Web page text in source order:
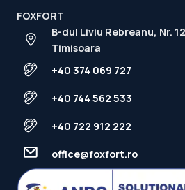
FOXFORT
B-dul Liviu Rebreanu, Nr.
Timisoara
+40 374 069 727
+40 744 562 533
+40 722 912 222
office@foxfort.ro